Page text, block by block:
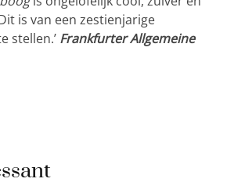
is van een zestienjarige
stellen.’ Frankfurter Allgemeine